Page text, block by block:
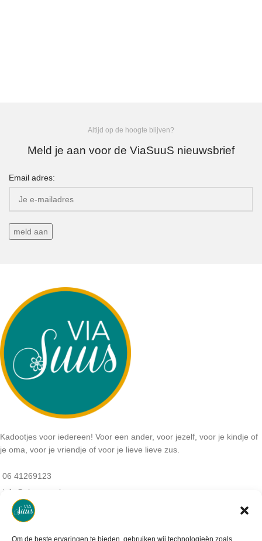
Om de beste ervaringen te bieden, gebruiken wij technologieën zoals
Altijd op de hoogte blijven?
Meld je aan voor de ViaSuuS nieuwsbrief
Email adres:
Kadootjes voor iedereen! Voor een ander, voor jezelf, voor je kindje of
je oma, voor je vriendje of voor je lieve lieve zus.
06 41269123
info@viasuus.nl
NB: Geen bezoekadres:
De haar 9